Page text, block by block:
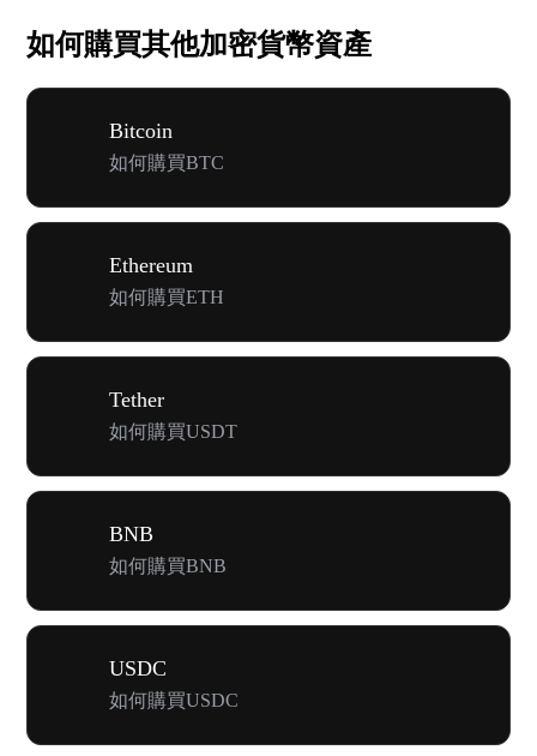
如何購買其他加密貨幣資產
Bitcoin
如何購買BTC
Ethereum
如何購買ETH
Tether
如何購買USDT
BNB
如何購買BNB
USDC
如何購買USDC